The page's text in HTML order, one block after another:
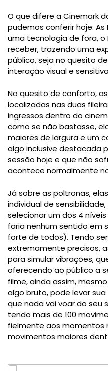
O que difere a Cinemark
pudemos conferir hoje:
uma tecnologia de fora, o
receber, trazendo uma
público, seja no quesito
interação visual e
No quesito de conforto,
localizadas nas duas
ingressos dentro do
como se não bastasse,
maiores de largura e um
algo inclusive destacada
sessão hoje e que não
acontece normalmente
Já sobre as poltronas,
individual de
selecionar um dos 4
faria nenhum sentido em
forte de todos). Tendo
extremamente precisos,
para simular vibrações,
oferecendo ao público a
filme, ainda assim,
algo bruto, pode levar
que nada vai voar do seu
tendo mais de 100
fielmente aos momentos
movimentos maiores